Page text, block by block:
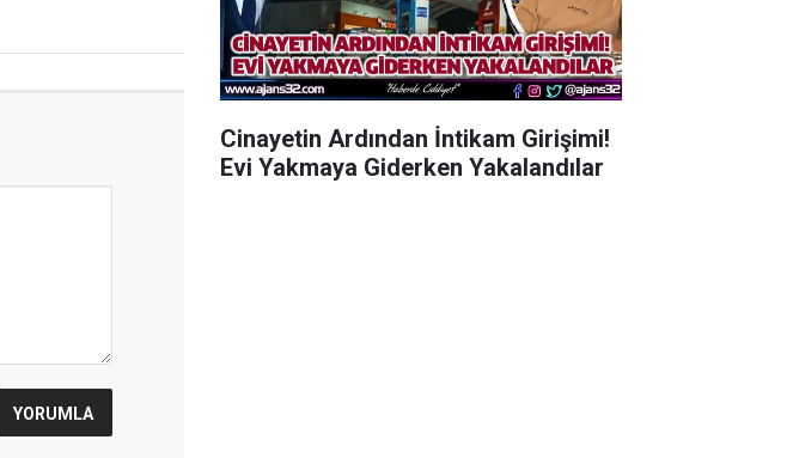
Cinayetin Ardından İntikam Girişimi!
Evi Yakmaya Giderken Yakalandılar